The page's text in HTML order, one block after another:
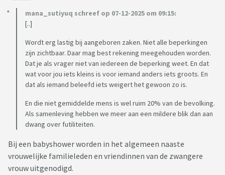
mana_sutiyuq schreef op 07-12-2025 om 09:15:
[..]
Wordt erg lastig bij aangeboren zaken. Niet alle beperkingen
zijn zichtbaar. Daar mag best rekening meegehouden worden.
Dat je als vrager niet van iedereen de beperking weet. En dat
wat voor jou iets kleins is voor iemand anders iets groots. En
dat als iemand beleefd iets weigert het gewoon zo is.
En die niet gemiddelde mens is wel ruim 20% van de bevolking.
Als samenleving hebben we meer aan een mildere blik dan aan
dwang over futiliteiten.
Bij een babyshower worden in het algemeen naaste
vrouwelijke familieleden en vriendinnen van de zwangere
vrouw uitgenodigd.